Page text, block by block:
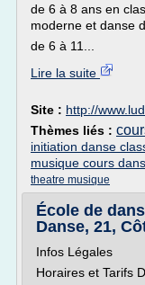
de 6 à 8 ans en
moderne et danse
de 6 à 11...
Lire la suite
Site : http://
Thèmes liés :
initiation danse
musique cours
theatre musique
École de
Danse, 21,
Infos Légales
Horaires et Tarifs